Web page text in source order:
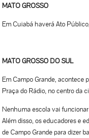
MATO GROSSO
Em Cuiabá haverá Ato
MATO GROSSO DO SUL
Em Campo Grande, acontece
Praça do Rádio, no centro da
Nenhuma escola vai
Além disso, os educadores e
de Campo Grande para dizer